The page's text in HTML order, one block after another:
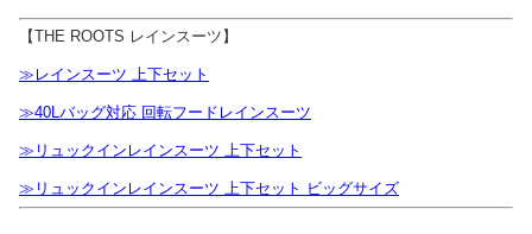
【THE ROOTS レインスーツ】
≫レインスーツ 上下セット
≫40Lバッグ対応 回転フードレインスーツ
≫リュックインレインスーツ 上下セット
≫リュックインレインスーツ 上下セット ビッグサイズ